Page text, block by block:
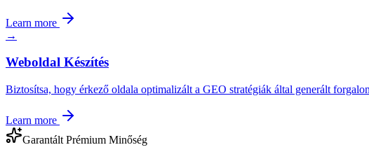
Learn more
→
Weboldal Készítés
Biztosítsa, hogy érkező oldala optimalizált a GEO stratégiák által generált
Learn more
Garantált Prémium Minőség